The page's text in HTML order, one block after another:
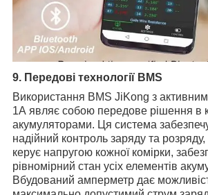
9. Передові технології BMS
Використання BMS JiKong з
1А являє собою передове рішення в
акумуляторами. Ця система
надійний контроль заряду та
керує напругою кожної комірки,
рівномірний стан усіх елементів
Вбудований амперметр дає